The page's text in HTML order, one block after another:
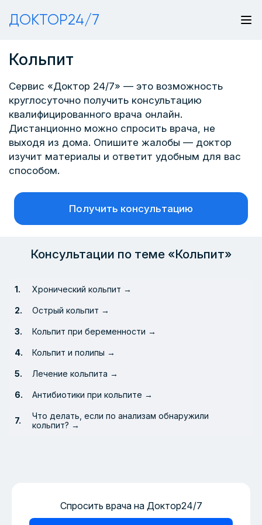
ДОКТОР24/7
Кольпит
Сервис «Доктор 24/7» — это возможность
круглосуточно получить консультацию
квалифицированного врача онлайн.
Дистанционно можно спросить врача, не
выходя из дома. Опишите жалобы — доктор
изучит материалы и ответит удобным для вас
способом.
Получить консультацию
Консультации по теме «Кольпит»
Хронический кольпит →
Острый кольпит →
Кольпит при беременности →
Кольпит и полипы →
Лечение кольпита →
Антибиотики при кольпите →
Что делать, если по анализам обнаружили
кольпит? →
Спросить врача на Доктор24/7